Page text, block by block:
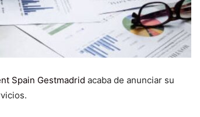
Spain Gestmadrid acaba de anunciar su